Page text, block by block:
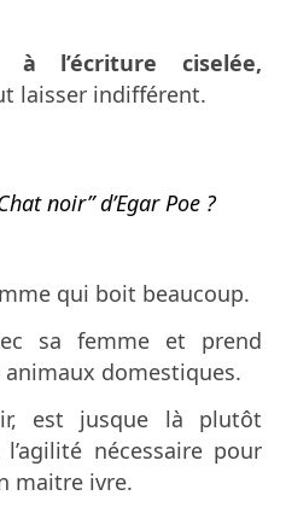
à l’écriture ciselée,
laisser indifférent.
noir” d’Egar Poe ?
qui boit beaucoup.
sa femme et prend
domestiques.
est jusque là plutôt
nécessaire pour
maitre ivre.